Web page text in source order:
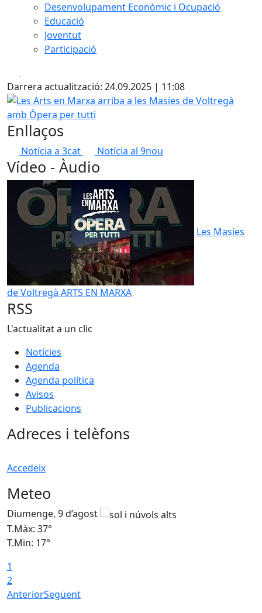
Desenvolupament Econòmic i Ocupació
Educació
Joventut
Participació
Darrera actualització: 24.09.2025 | 11:08
Les Arts en Marxa arriba a les Masies de Voltregà amb
Enllaços
Notícia a 3cat Notícia al 9nou
Vídeo - Àudio
Les Masies
de Voltregà ARTS EN MARXA
RSS
L'actualitat a un clic
Notícies
Agenda
Agenda política
Avisos
Publicacions
Adreces i telèfons
Accedeix
Meteo
Diumenge, 9 d’agost
T.Màx: 37°
T.Min: 17°
1
2
AnteriorSegüent